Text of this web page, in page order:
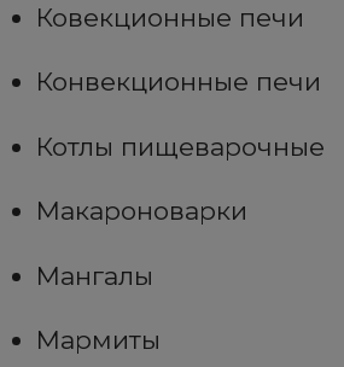
Ковекционные печи
Конвекционные печи
Котлы пищеварочные
Макароноварки
Мангалы
Мармиты